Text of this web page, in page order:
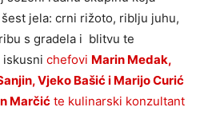
jela: crni rižoto, riblju juhu,
s gradela i blitvu te
iskusni chefovi Marin Medak,
Vjeko Bašić i Marijo Curić
Marčić te kulinarski konzultant